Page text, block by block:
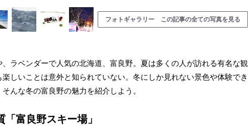
フォトギャラリー この記事の全ての写真を見る
ラベンダーで人気の北海道、富良野。夏は多くの人が訪れる有名な観
しいことは意外と知られていない。冬にしか見れない景色や体験でき
んな冬の富良野の魅力を紹介しよう。
富良野スキー場」